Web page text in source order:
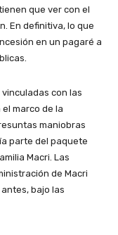
que ver con el
En definitiva, lo que
en un pagaré a
con las
marco de la
maniobras
parte del paquete
Macri. Las
de Macri
bajo las